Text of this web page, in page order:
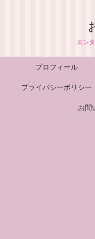
エン
プロフィール
プライバシーポリシー
お問